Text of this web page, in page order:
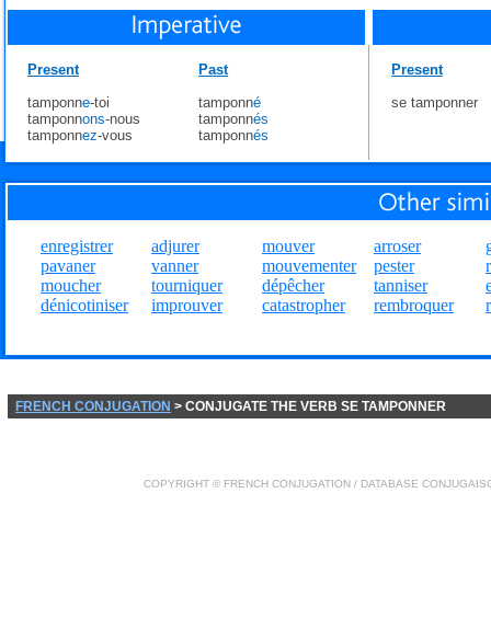
Present
tamponne-toi
tamponnons-nous
tamponnez-vous
Past
tamponné
tamponnés
tamponnés
Present
se tamponner
enregistrer
pavaner
moucher
dénicotiniser
adjurer
vanner
tourniquer
improuver
mouver
mouvementer
dépêcher
catastropher
arroser
pester
tanniser
rembroquer
FRENCH CONJUGATION > CONJUGATE THE VERB SE TAMPONNER
COPYRIGHT © FRENCH CONJUGATION / DATABASE